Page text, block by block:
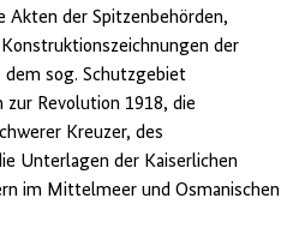
Akten der Spitzenbehörden,
der
dem sog. Schutzgebiet
zur Revolution 1918, die
Kreuzer, des
Unterlagen der Kaiserlichen
im Mittelmeer und Osmanischen